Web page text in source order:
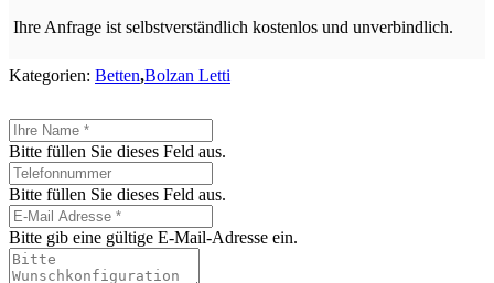
Ihre Anfrage ist selbstverständlich kostenlos und unverbindlich.
Kategorien: Betten,Bolzan Letti
Bitte füllen Sie dieses Feld aus.
Bitte füllen Sie dieses Feld aus.
Bitte gib eine gültige E-Mail-Adresse ein.